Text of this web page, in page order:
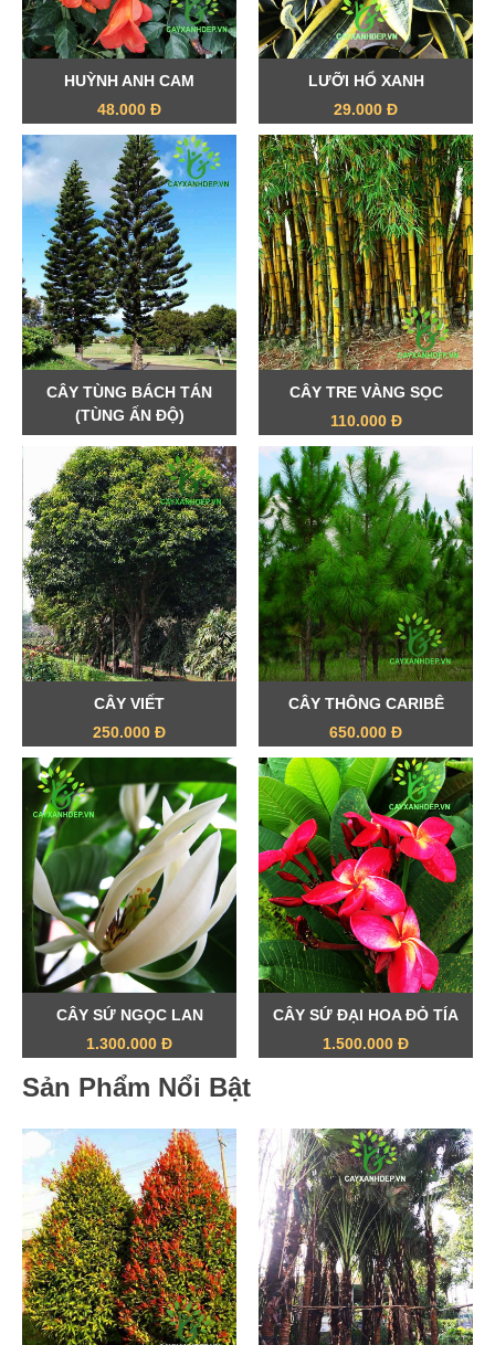
HUỲNH ANH CAM
48.000 Đ
LƯỠI HỔ XANH
29.000 Đ
CÂY TÙNG BÁCH TÁN
(TÙNG ẤN ĐỘ)
1.700.000 Đ
CÂY TRE VÀNG SỌC
110.000 Đ
CÂY VIẾT
250.000 Đ
CÂY THÔNG CARIBÊ
650.000 Đ
CÂY SỨ NGỌC LAN
1.300.000 Đ
CÂY SỨ ĐẠI HOA ĐỎ TÍA
1.500.000 Đ
Sản Phẩm Nổi Bật